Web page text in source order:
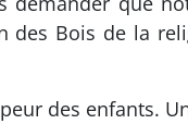
Bois de la
des enfants.